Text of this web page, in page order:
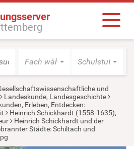
Fach wählen Schulstufe
und
Landeskunde, Landesgeschichte
Erleben, Entdecken:
Heinrich Schickhardt (1558-1635),
Heinrich Schickhardt und der
Städte: Schiltach und